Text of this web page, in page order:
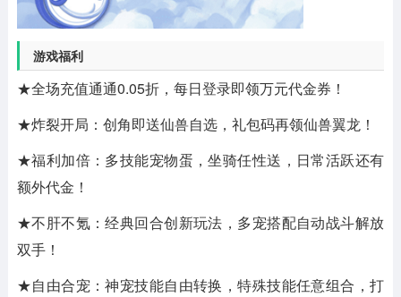
游戏福利
★全场充值通通0.05折，每日登录即领万元代金券！
★炸裂开局：创角即送仙兽自选，礼包码再领仙兽翼龙！
★福利加倍：多技能宠物蛋，坐骑任性送，日常活跃还有
额外代金！
★不肝不氪：经典回合创新玩法，多宠搭配自动战斗解放
双手！
★自由合宠：神宠技能自由转换，特殊技能任意组合，打